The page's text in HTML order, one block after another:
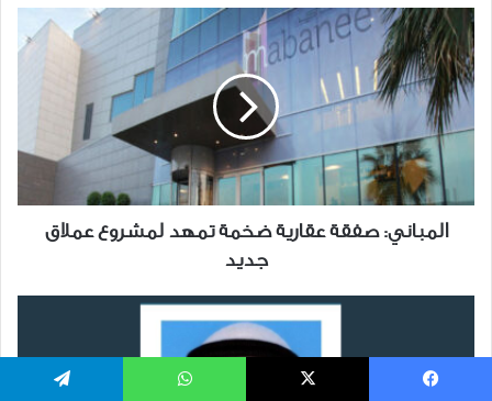
المباني:
صفقة
عقارية
ضخمة
تمهد
لمشروع
عملاق
جديد
المباني: صفقة عقارية ضخمة تمهد لمشروع عملاق
جديد
سلاح
كيف
تحميك